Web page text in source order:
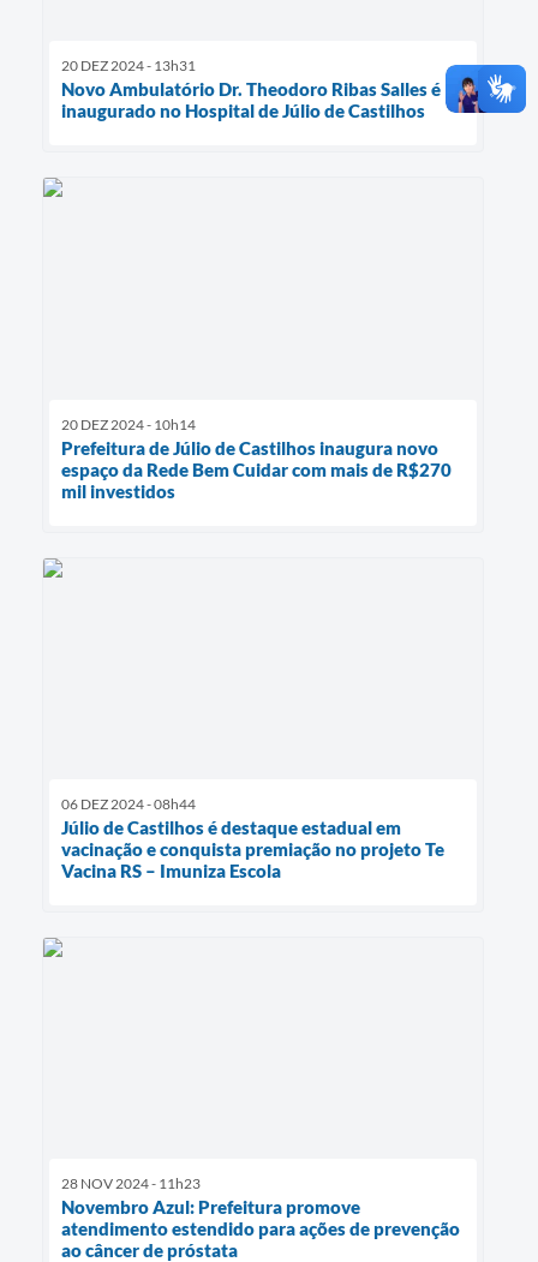
20 DEZ 2024 - 13h31
Novo Ambulatório Dr. Theodoro Ribas Salles é
inaugurado no Hospital de Júlio de Castilhos
20 DEZ 2024 - 10h14
Prefeitura de Júlio de Castilhos inaugura novo
espaço da Rede Bem Cuidar com mais de R$270
mil investidos
06 DEZ 2024 - 08h44
Júlio de Castilhos é destaque estadual em
vacinação e conquista premiação no projeto Te
Vacina RS – Imuniza Escola
28 NOV 2024 - 11h23
Novembro Azul: Prefeitura promove
atendimento estendido para ações de prevenção
ao câncer de próstata